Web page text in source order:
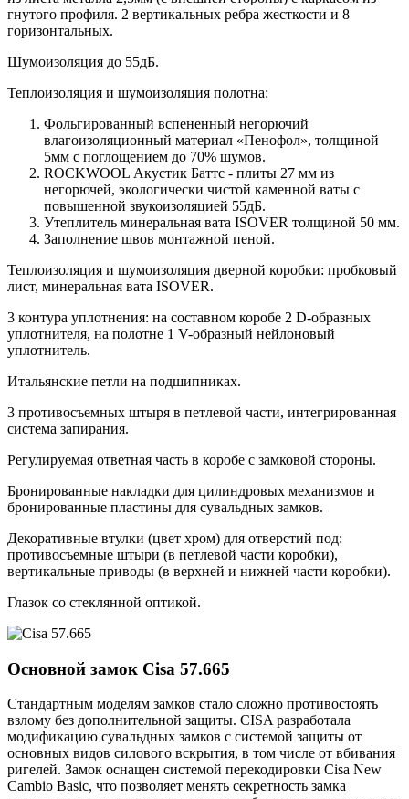
гнутого профиля. 2 вертикальных ребра жесткости и 8
горизонтальных.
Шумоизоляция до 55дБ.
Теплоизоляция и шумоизоляция полотна:
Фольгированный вспененный негорючий
влагоизоляционный материал «Пенофол», толщиной
5мм с поглощением до 70% шумов.
ROCKWOOL Акустик Баттс - плиты 27 мм из
негорючей, экологически чистой каменной ваты с
повышенной звукоизоляцией 55дБ.
Утеплитель минеральная вата ISOVER толщиной 50 мм.
Заполнение швов монтажной пеной.
Теплоизоляция и шумоизоляция дверной коробки: пробковый
лист, минеральная вата ISOVER.
3 контура уплотнения: на составном коробе 2 D-образных
уплотнителя, на полотне 1 V-образный нейлоновый
уплотнитель.
Итальянские петли на подшипниках.
3 противосъемных штыря в петлевой части, интегрированная
система запирания.
Регулируемая ответная часть в коробе с замковой стороны.
Бронированные накладки для цилиндровых механизмов и
бронированные пластины для сувальдных замков.
Декоративные втулки (цвет хром) для отверстий под:
противосъемные штыри (в петлевой части коробки),
вертикальные приводы (в верхней и нижней части коробки).
Глазок со стеклянной оптикой.
Основной замок Cisa 57.665
Стандартным моделям замков стало сложно противостоять
взлому без дополнительной защиты. CISA разработала
модификацию сувальдных замков с системой защиты от
основных видов силового вскрытия, в том числе от вбивания
ригелей. Замок оснащен системой перекодировки Cisa New
Cambio Basic, что позволяет менять секретность замка